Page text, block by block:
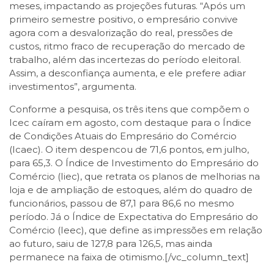
meses, impactando as projeções futuras. “Após um
primeiro semestre positivo, o empresário convive
agora com a desvalorização do real, pressões de
custos, ritmo fraco de recuperação do mercado de
trabalho, além das incertezas do período eleitoral.
Assim, a desconfiança aumenta, e ele prefere adiar
investimentos”, argumenta.
Conforme a pesquisa, os três itens que compõem o
Icec caíram em agosto, com destaque para o Índice
de Condições Atuais do Empresário do Comércio
(Icaec). O item despencou de 71,6 pontos, em julho,
para 65,3. O Índice de Investimento do Empresário do
Comércio (Iiec), que retrata os planos de melhorias na
loja e de ampliação de estoques, além do quadro de
funcionários, passou de 87,1 para 86,6 no mesmo
período. Já o Índice de Expectativa do Empresário do
Comércio (Ieec), que define as impressões em relação
ao futuro, saiu de 127,8 para 126,5, mas ainda
permanece na faixa de otimismo.[/vc_column_text]